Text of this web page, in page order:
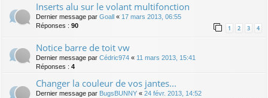
Inserts alu sur le volant multifonction
Dernier message par Goall « 17 mars 2013, 06:55
Réponses : 90 1 2 3 4
Notice barre de toit vw
Dernier message par Cédric974 « 11 mars 2013, 15:41
Réponses : 4
Changer la couleur de vos jantes...
Dernier message par BugsBUNNY « 24 févr. 2013, 14:52